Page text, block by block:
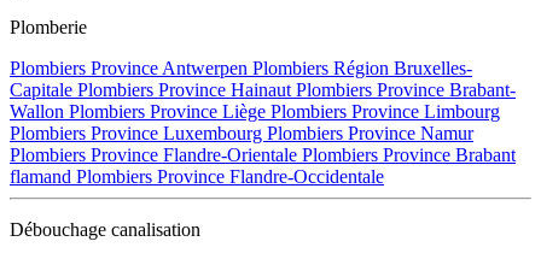
Plomberie
Plombiers Province Antwerpen Plombiers Région Bruxelles-
Capitale Plombiers Province Hainaut Plombiers Province Brabant-
Wallon Plombiers Province Liège Plombiers Province Limbourg
Plombiers Province Luxembourg Plombiers Province Namur
Plombiers Province Flandre-Orientale Plombiers Province Brabant
flamand Plombiers Province Flandre-Occidentale
Débouchage canalisation